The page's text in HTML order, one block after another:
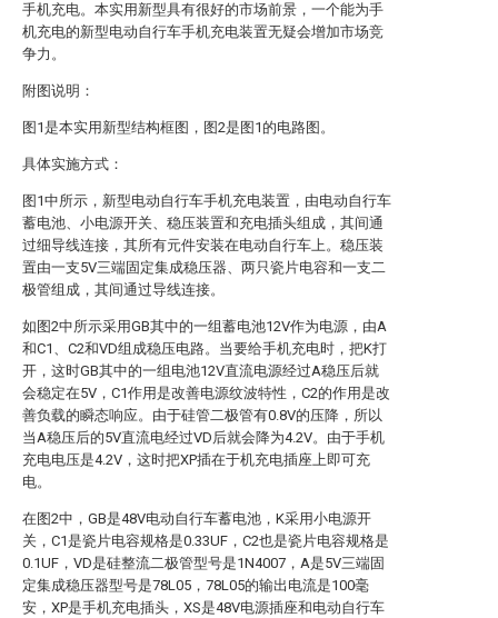
手机充电。本实用新型具有很好的市场前景，一个能为手
机充电的新型电动自行车手机充电装置无疑会增加市场竞
争力。
附图说明：
图1是本实用新型结构框图，图2是图1的电路图。
具体实施方式：
图1中所示，新型电动自行车手机充电装置，由电动自行车
蓄电池、小电源开关、稳压装置和充电插头组成，其间通
过细导线连接，其所有元件安装在电动自行车上。稳压装
置由一支5V三端固定集成稳压器、两只瓷片电容和一支二
极管组成，其间通过导线连接。
如图2中所示采用GB其中的一组蓄电池12V作为电源，由A
和C1、C2和VD组成稳压电路。当要给手机充电时，把K打
开，这时GB其中的一组电池12V直流电源经过A稳压后就
会稳定在5V，C1作用是改善电源纹波特性，C2的作用是改
善负载的瞬态响应。由于硅管二极管有0.8V的压降，所以
当A稳压后的5V直流电经过VD后就会降为4.2V。由于手机
充电电压是4.2V，这时把XP插在于机充电插座上即可充
电。
在图2中，GB是48V电动自行车蓄电池，K采用小电源开
关，C1是瓷片电容规格是0.33UF，C2也是瓷片电容规格是
0.1UF，VD是硅整流二极管型号是1N4007，A是5V三端固
定集成稳压器型号是78L05，78L05的输出电流是100毫
安，XP是手机充电插头，XS是48V电源插座和电动自行车